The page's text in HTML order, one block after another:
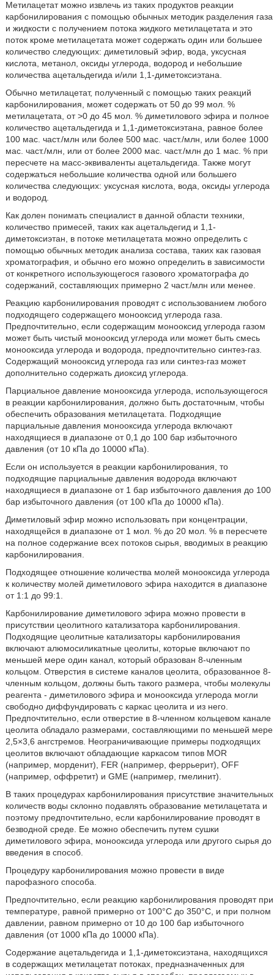
Метилацетат можно извлечь из таких продуктов реакции
карбонилирования с помощью обычных методик разделения газа
и жидкости с получением потока жидкого метилацетата и это
поток кроме метилацетата может содержать один или большее
количество следующих: диметиловый эфир, вода, уксусная
кислота, метанол, оксиды углерода, водород и небольшие
количества ацетальдегида и/или 1,1-диметоксиэтана.
Обычно метилацетат, полученный с помощью таких реакций
карбонилирования, может содержать от 50 до 99 мол. %
метилацетата, от >0 до 45 мол. % диметилового эфира и полное
количество ацетальдегида и 1,1-диметоксиэтана, равное более
100 мас. част./млн или более 500 мас. част./млн, или более 1000
мас. част./млн, или от более 2000 мас. част./млн до 1 мас. % при
пересчете на масс-эквиваленты ацетальдегида. Также могут
содержаться небольшие количества одной или большего
количества следующих: уксусная кислота, вода, оксиды углерода
и водород.
Как долен понимать специалист в данной области техники,
количество примесей, таких как ацетальдегид и 1,1-
диметоксиэтан, в потоке метилацетата можно определить с
помощью обычных методик анализа состава, таких как газовая
хроматография, и обычно его можно определить в зависимости
от конкретного использующегося газового хроматографа до
содержаний, составляющих примерно 2 част./млн или менее.
Реакцию карбонилирования проводят с использованием любого
подходящего содержащего монооксид углерода газа.
Предпочтительно, если содержащим монооксид углерода газом
может быть чистый монооксид углерода или может быть смесь
монооксида углерода и водорода, предпочтительно синтез-газ.
Содержащий монооксид углерода газ или синтез-газ может
дополнительно содержать диоксид углерода.
Парциальное давление монооксида углерода, использующегося
в реакции карбонилирования, должно быть достаточным, чтобы
обеспечить образования метилацетата. Подходящие
парциальные давления монооксида углерода включают
находящиеся в диапазоне от 0,1 до 100 бар избыточного
давления (от 10 кПа до 10000 кПа).
Если он используется в реакции карбонилирования, то
подходящие парциальные давления водорода включают
находящиеся в диапазоне от 1 бар избыточного давления до 100
бар избыточного давления (от 100 кПа до 10000 кПа).
Диметиловый эфир можно использовать при концентрации,
находящейся в диапазоне от 1 мол. % до 20 мол. % в пересчете
на полное содержание всех потоков сырья, вводимых в реакцию
карбонилирования.
Подходящее отношение количества молей монооксида углерода
к количеству молей диметилового эфира находится в диапазоне
от 1:1 до 99:1.
Карбонилирование диметилового эфира можно провести в
присутствии цеолитного катализатора карбонилирования.
Подходящие цеолитные катализаторы карбонилирования
включают алюмосиликатные цеолиты, которые включают по
меньшей мере один канал, который образован 8-членным
кольцом. Отверстия в системе каналов цеолита, образованное 8-
членным кольцом, должны быть такого размера, чтобы молекулы
реагента - диметилового эфира и монооксида углерода могли
свободно диффундировать с каркас цеолита и из него.
Предпочтительно, если отверстие в 8-членном кольцевом канале
цеолита обладало размерами, составляющими по меньшей мере
2,5×3,6 ангстремов. Неограничивающие примеры подходящих
цеолитов включают обладающие каркасом типов MOR
(например, морденит), FER (например, феррьерит), OFF
(например, оффретит) и GME (например, гмелинит).
В таких процедурах карбонилирования присутствие значительных
количеств воды склонно подавлять образование метилацетата и
поэтому предпочтительно, если карбонилирование проводят в
безводной среде. Ее можно обеспечить путем сушки
диметилового эфира, монооксида углерода или другого сырья до
введения в способ.
Процедуру карбонилирования можно провести в виде
парофазного способа.
Предпочтительно, если реакцию карбонилирования проводят при
температуре, равной примерно от 100°C до 350°C, и при полном
давлении, равном примерно от 10 до 100 бар избыточного
давления (от 1000 кПа до 10000 кПа).
Содержание ацетальдегида и 1,1-диметоксиэтана, находящихся
в содержащих метилацетат потоках, предназначенных для